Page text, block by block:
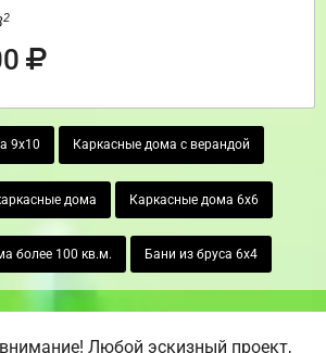
2
9х10 Каркасные дома с верандой
дома Каркасные дома 6х6
более 100 кв.м. Бани из бруса 6х4
Любой эскизный проект,